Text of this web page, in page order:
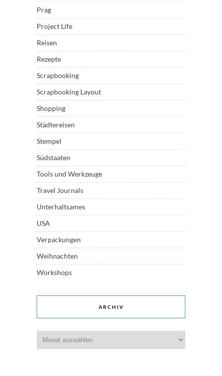
Prag
Project Life
Reisen
Rezepte
Scrapbooking
Scrapbooking Layout
Shopping
Städtereisen
Stempel
Südstaaten
Tools und Werkzeuge
Travel Journals
Unterhaltsames
USA
Verpackungen
Weihnachten
Workshops
ARCHIV